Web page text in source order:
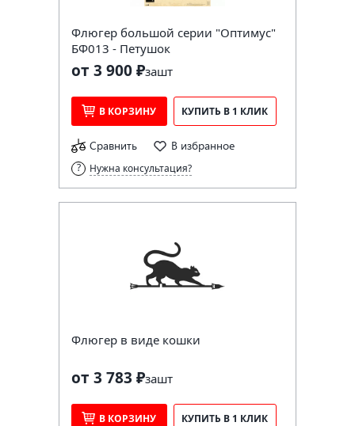
Флюгер большой серии "Оптимус"
БФ013 - Петушок
от 3 900 ₽зашт
В КОРЗИНУ КУПИТЬ В 1 КЛИК
Сравнить В избранное
Нужна консультация?
Флюгер в виде кошки
от 3 783 ₽зашт
В КОРЗИНУ КУПИТЬ В 1 КЛИК